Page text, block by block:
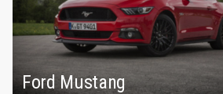
Ford Mustang